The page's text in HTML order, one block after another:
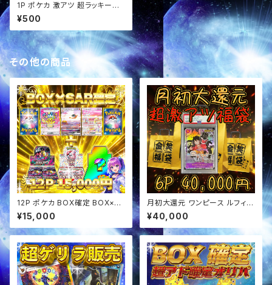
1P ポケカ 激アツ 超ラッキーゲ
リラ パック オリパ
¥500
その他の商品
12P ポケカ BOX確定 BOX×SA
Rセットオリパ
¥15,000
月初大還元 ワンピース ルフィ確
定 超アド確定福袋 オリパ
¥40,000